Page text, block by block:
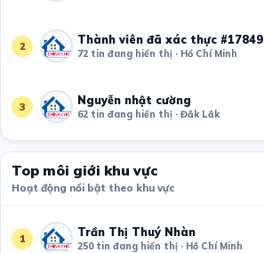
2 Thành viên đã xác thực #17849
72 tin đang hiển thị · Hồ Chí Minh
3 Nguyễn nhật cường
62 tin đang hiển thị · Đắk Lắk
Top môi giới khu vực
Hoạt động nổi bật theo khu vực
1 Trần Thị Thuý Nhàn
250 tin đang hiển thị · Hồ Chí Minh